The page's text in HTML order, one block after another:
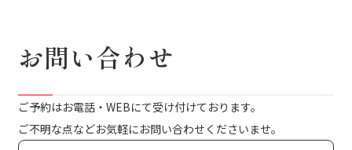
お問い合わせ
ご予約はお電話・WEBにて受け付けております。
ご不明な点などお気軽にお問い合わせくださいませ。